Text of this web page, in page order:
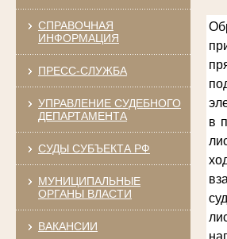
СПРАВОЧНАЯ
ИНФОРМАЦИЯ
ПРЕСС-СЛУЖБА
УПРАВЛЕНИЕ СУДЕБНОГО
ДЕПАРТАМЕНТА
СУДЫ СУБЪЕКТА РФ
МУНИЦИПАЛЬНЫЕ
ОРГАНЫ ВЛАСТИ
ВАКАНСИИ
в